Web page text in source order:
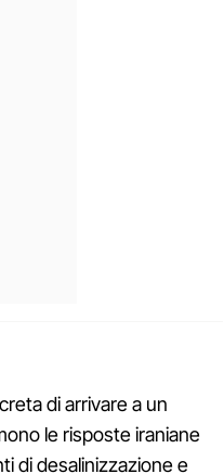
di arrivare a un
le risposte iraniane
di desalinizzazione e